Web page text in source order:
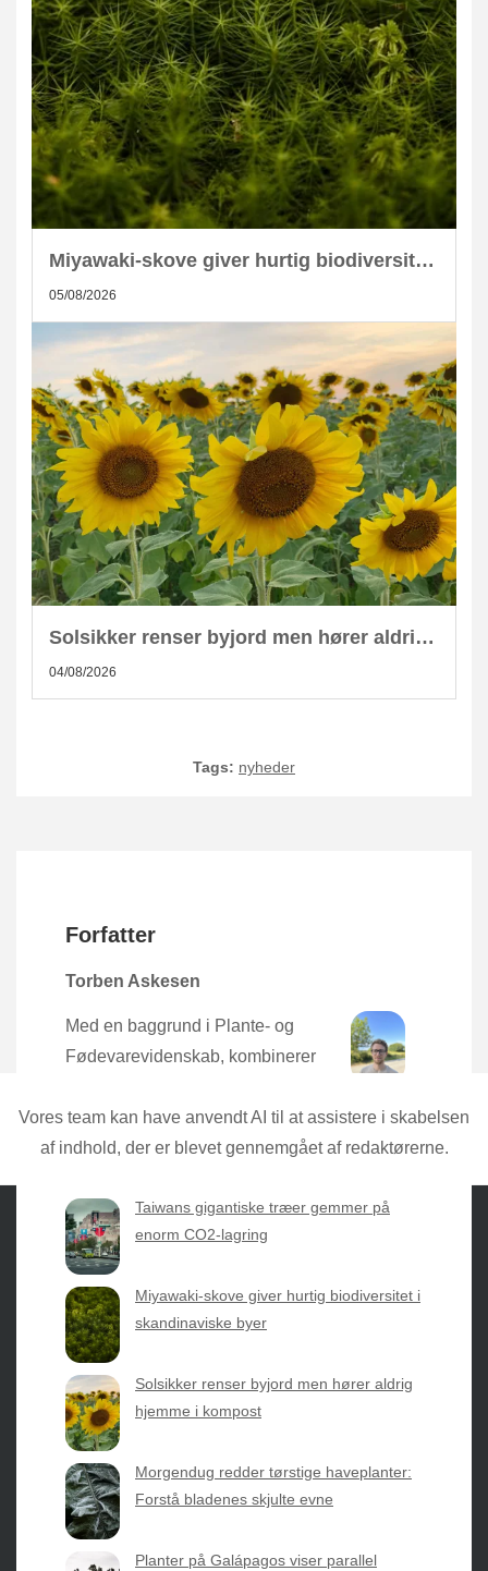
Miyawaki-skove giver hurtig biodiversitet i skandinaviske byer
05/08/2026
Solsikker renser byjord men hører aldrig hjemme i kompost
04/08/2026
Tags: nyheder
Forfatter
Torben Askesen
Med en baggrund i Plante- og
Fødevarevidenskab, kombinerer
praktisk erfaring direkte fra mulden.
Taiwans gigantiske træer gemmer på
enorm CO2-lagring
Miyawaki-skove giver hurtig biodiversitet i
skandinaviske byer
Solsikker renser byjord men hører aldrig
hjemme i kompost
Morgendug redder tørstige haveplanter:
Forstå bladenes skjulte evne
Planter på Galápagos viser parallel
Vores team kan have anvendt AI til at assistere i skabelsen
af indhold, der er blevet gennemgået af redaktørerne.
Sæsonvis
- Din foretrukne kilde til alt inden for
havearbejde og botanik. Få jordnære råd, spændende
nyheder fra botanikkens verden og nemme genveje til
sæsonens grønne glæder.
2026 © Web Atelier ApS